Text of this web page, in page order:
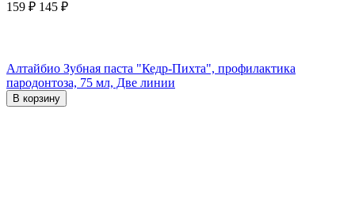
159 ₽ 145 ₽
Алтайбио Зубная паста "Кедр-Пихта", профилактика
пародонтоза, 75 мл, Две линии
В корзину